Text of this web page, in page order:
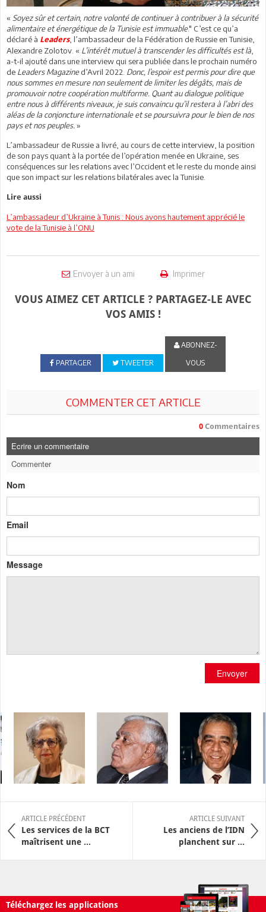
« Soyez sûr et certain, notre volonté de continuer à contribuer à la sécurité
alimentaire et énergétique de la Tunisie est immuable." C’est ce qu’a
déclaré à Leaders, l’ambassadeur de la Fédération de Russie en Tunisie,
Alexandre Zolotov. « L’intérêt mutuel à transcender les difficultés est là
a-t-il ajouté dans une interview qui sera publiée dans le prochain numéro
de Leaders Magazined’Avril 2022. Donc, l’espoir est permis pour dire que
nous sommes en mesure non seulement de limiter les dégâts, mais de
promouvoir notre coopération multiforme. Quant au dialogue politique
entre nous à différents niveaux, je suis convaincu qu’il restera à l’abri des
aléas de la conjoncture internationale et se poursuivra pour le bien de nos
pays et nos peuples. »
L’ambassadeur de Russie a livré, au cours de cette interview, la position
de son pays quant à la portée de l’opération menée en Ukraine, ses
conséquences sur les relations avec l’Occident et le reste du monde ainsi
que son impact sur les relations bilatérales avec la Tunisie.
Lire aussi
L’ambassadeur d’Ukraine à Tunis : Nous avons hautement apprécié le
vote de la Tunisie à l’ONU
Envoyer à un ami Imprimer
VOUS AIMEZ CET ARTICLE ? PARTAGEZ-LE AVEC
VOS AMIS !
PARTAGER TWEETER
ABONNEZ-
VOUS
COMMENTER CET ARTICLE
0 Commentaires
Ecrire un commentaire
Commenter
Nom
Email
Message
Envoyer
ARTICLE PRÉCÉDENT
Les services de la BCT
maîtrisent une ...
ARTICLE SUIVANT
Les anciens de l’IDN
planchent sur ...
Téléchargez les applications